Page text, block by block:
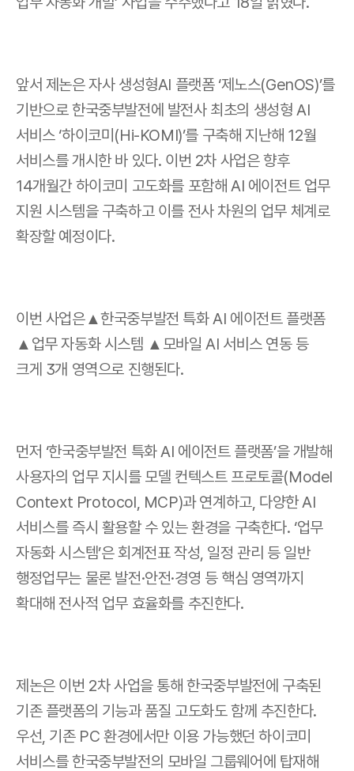
앞서 제논은 자사 생성형AI 플랫폼 ‘제노스(GenOS)’를
기반으로 한국중부발전에 발전사 최초의 생성형 AI
서비스 ‘하이코미(Hi-KOMI)’를 구축해 지난해 12월
서비스를 개시한 바 있다. 이번 2차 사업은 향후
14개월간 하이코미 고도화를 포함해 AI 에이전트 업무
지원 시스템을 구축하고 이를 전사 차원의 업무 체계로
확장할 예정이다.
이번 사업은▲한국중부발전 특화 AI 에이전트 플랫폼
▲업무 자동화 시스템 ▲모바일 AI 서비스 연동 등
크게 3개 영역으로 진행된다.
먼저 ‘한국중부발전 특화 AI 에이전트 플랫폼’을 개발해
사용자의 업무 지시를 모델 컨텍스트 프로토콜(Model
Context Protocol, MCP)과 연계하고, 다양한 AI
서비스를 즉시 활용할 수 있는 환경을 구축한다. ‘업무
자동화 시스템’은 회계전표 작성, 일정 관리 등 일반
행정업무는 물론 발전·안전·경영 등 핵심 영역까지
확대해 전사적 업무 효율화를 추진한다.
제논은 이번 2차 사업을 통해 한국중부발전에 구축된
기존 플랫폼의 기능과 품질 고도화도 함께 추진한다.
우선, 기존 PC 환경에서만 이용 가능했던 하이코미
서비스를 한국중부발전의 모바일 그룹웨어에 탑재해